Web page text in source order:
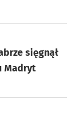
sięgnął
Madryt